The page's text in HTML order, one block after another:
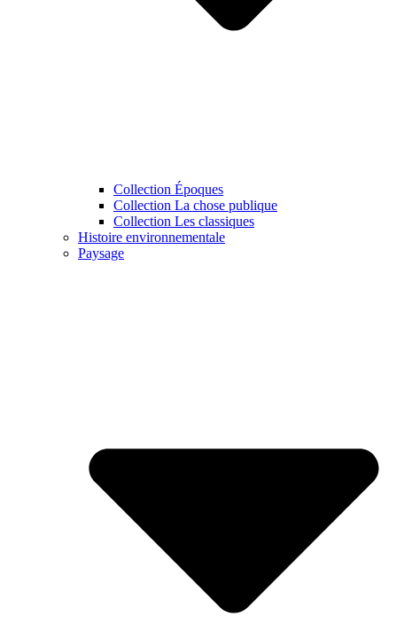
Collection Époques
Collection La chose publique
Collection Les classiques
Histoire environnementale
Paysage